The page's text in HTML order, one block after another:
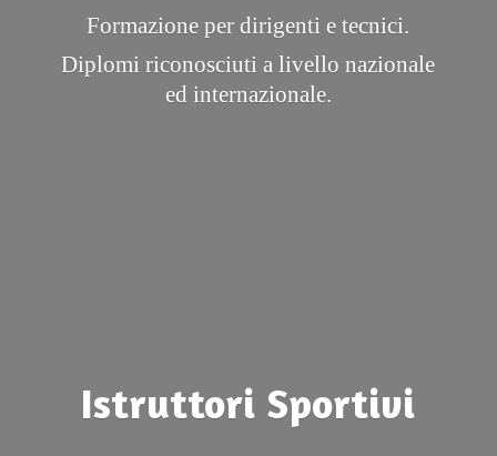
Istruttori Sportivi
Formazione per dirigenti e tecnici.
Diplomi riconosciuti a livello nazionale
ed internazionale.